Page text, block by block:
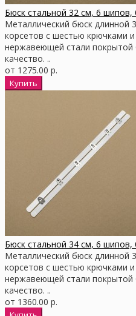
Бюск стальной 32 см, 6 шипов,
Металлический бюск длинной
корсетов с шестью крючками
нержавеющей стали покрытой
качество. ..
от 1275.00 р.
Бюск стальной 34 см, 6 шипов,
Металлический бюск длинной
корсетов с шестью крючками
нержавеющей стали покрытой
качество. ..
от 1360.00 р.